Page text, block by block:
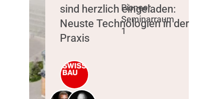
sind herzlich eingeladen:
Neuste Technologien in der
Praxis
Pioneer,
Seminarraum
1